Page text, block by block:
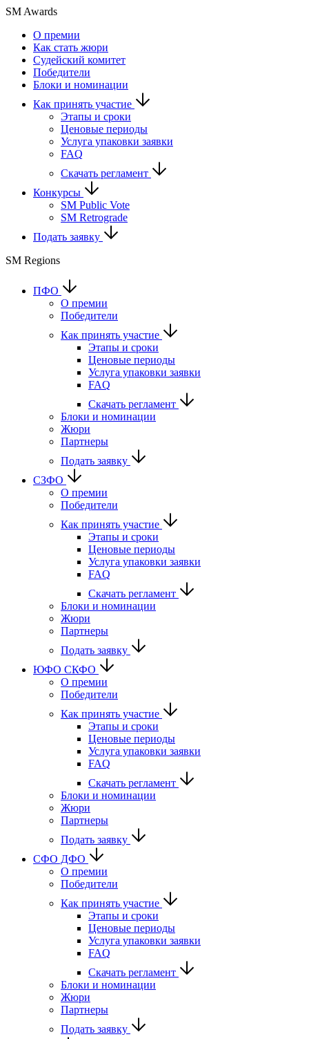
SM Awards
О премии
Как стать жюри
Судейский комитет
Победители
Блоки и номинации
Как принять участие
Этапы и сроки
Ценовые периоды
Услуга упаковки заявки
FAQ
Скачать регламент
Конкурсы
SM Public Vote
SM Retrograde
Подать заявку
SM Regions
ПФО
О премии
Победители
Как принять участие
Этапы и сроки
Ценовые периоды
Услуга упаковки заявки
FAQ
Скачать регламент
Блоки и номинации
Жюри
Партнеры
Подать заявку
СЗФО
О премии
Победители
Как принять участие
Этапы и сроки
Ценовые периоды
Услуга упаковки заявки
FAQ
Скачать регламент
Блоки и номинации
Жюри
Партнеры
Подать заявку
ЮФО СКФО
О премии
Победители
Как принять участие
Этапы и сроки
Ценовые периоды
Услуга упаковки заявки
FAQ
Скачать регламент
Блоки и номинации
Жюри
Партнеры
Подать заявку
CФО ДФО
О премии
Победители
Как принять участие
Этапы и сроки
Ценовые периоды
Услуга упаковки заявки
FAQ
Скачать регламент
Блоки и номинации
Жюри
Партнеры
Подать заявку